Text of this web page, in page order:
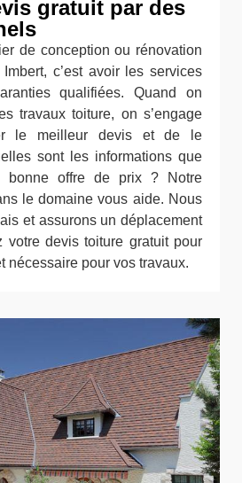
gratuit par des
de conception ou rénovation
c’est avoir les services
qualifiées. Quand on
travaux toiture, on s’engage
le meilleur devis et de le
sont les informations que
bonne offre de prix ? Notre
le domaine vous aide. Nous
et assurons un déplacement
votre devis toiture gratuit pour
nécessaire pour vos travaux.